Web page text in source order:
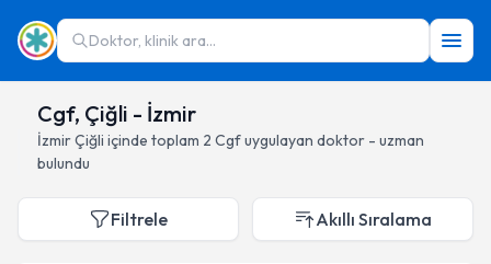
Doktor, klinik ara...
Cgf, Çiğli - İzmir
İzmirÇiğli içinde toplam 2 Cgfuygulayan doktor - uzman
bulundu
Filtrele Akıllı Sıralama